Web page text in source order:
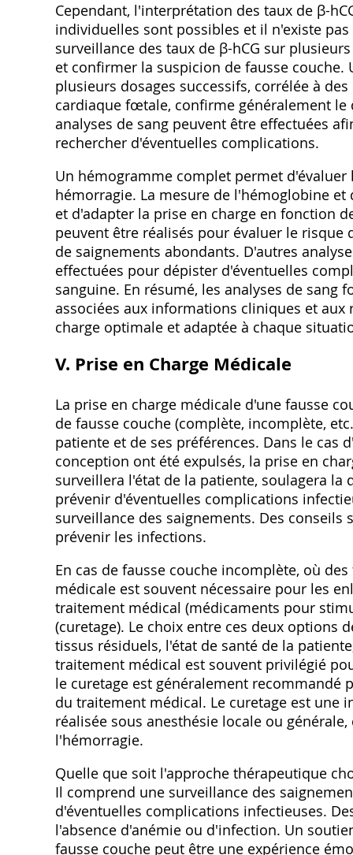
Cependant, l'interprétation des taux de β-
individuelles sont possibles et il n'existe
surveillance des taux de β-hCG sur
et confirmer la suspicion de fausse
plusieurs dosages successifs, corrélée à
cardiaque fœtale, confirme généralement le
analyses de sang peuvent être effectuées
rechercher d'éventuelles complications.
Un hémogramme complet permet
hémorragie. La mesure de l'hémoglobine
et d'adapter la prise en charge en fonction
peuvent être réalisés pour évaluer le
de saignements abondants. D'autres
effectuées pour dépister d'éventuelles
sanguine. En résumé, les analyses de
associées aux informations cliniques et
charge optimale et adaptée à chaque
V. Prise en Charge Médicale
La prise en charge médicale d'une fausse
de fausse couche (complète, incomplète,
patiente et de ses préférences. Dans le cas
conception ont été expulsés, la prise en
surveillera l'état de la patiente, soulagera la
prévenir d'éventuelles complications
surveillance des saignements. Des
prévenir les infections.
En cas de fausse couche incomplète, où
médicale est souvent nécessaire pour les
traitement médical (médicaments pour
(curetage). Le choix entre ces deux options
tissus résiduels, l'état de santé de la
traitement médical est souvent privilégié
le curetage est généralement recommandé
du traitement médical. Le curetage est une
réalisée sous anesthésie locale ou
l'hémorragie.
Quelle que soit l'approche thérapeutique
Il comprend une surveillance des
d'éventuelles complications infectieuses.
l'absence d'anémie ou d'infection. Un
fausse couche peut être une expérience